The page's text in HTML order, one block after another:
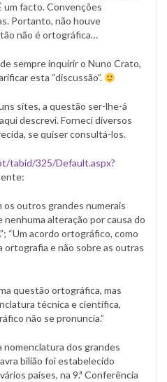
um facto. Convenções
Portanto, não houve
não é ortográfica…
sempre inquirir o Nuno Crato,
esta “discussão”.
sites, a questão ser-lhe-á
descrevi. Forneci diversos
se quiser consultá-los.
tabid/325/Default.aspx?
os outros grandes numerais
nenhuma alteração por causa do
“Um acordo ortográfico, como
ortografia e não sobre as outras
questão ortográfica, mas
técnica e científica,
não se pronuncia.”
nomenclatura dos grandes
bilião foi estabelecido
países, na 9.ª Conferência